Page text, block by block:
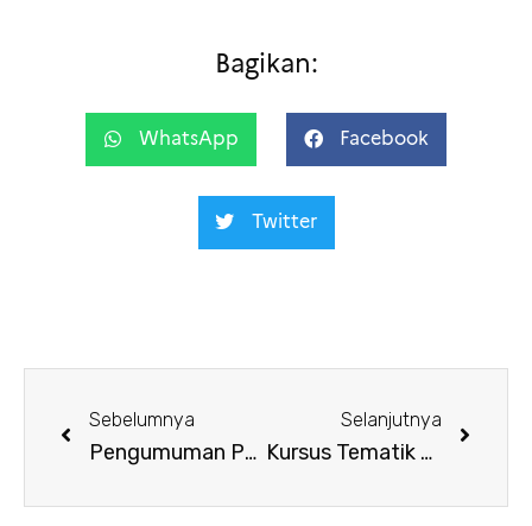
Bagikan:
WhatsApp Facebook
Twitter
Sebelumnya
Pengumuman Penerima Beasiswa Séjour Scientifique de Haut Niveau 2022
Selanjutnya
Kursus Tematik – September 2022